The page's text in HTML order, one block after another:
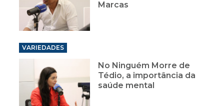
Marcas
VARIEDADES
No Ninguém Morre de
Tédio, a importância da
saúde mental